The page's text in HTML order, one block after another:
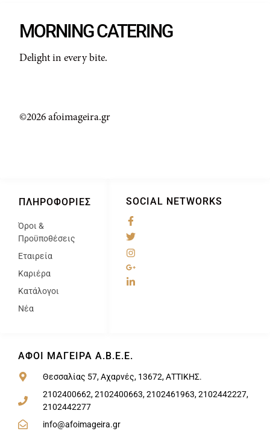
ΑΦΟΙ ΜΑΓΕΙΡΑ Α.Β.Ε.Ε.
Θεσσαλίας 57, Αχαρνές, 13672, ΑΤΤΙΚΗΣ.
2102400662, 2102400663, 2102461963, 2102442227,
2102442277
info@afoimageira.gr
SOCIAL NETWORKS
ΠΛΗΡΟΦΟΡΊΕΣ
Όροι &
Προϋποθέσεις
Εταιρεία
Καριέρα
Κατάλογοι
Νέα
MORNING CATERING
Delight in every bite.
©2026 afoimageira.gr